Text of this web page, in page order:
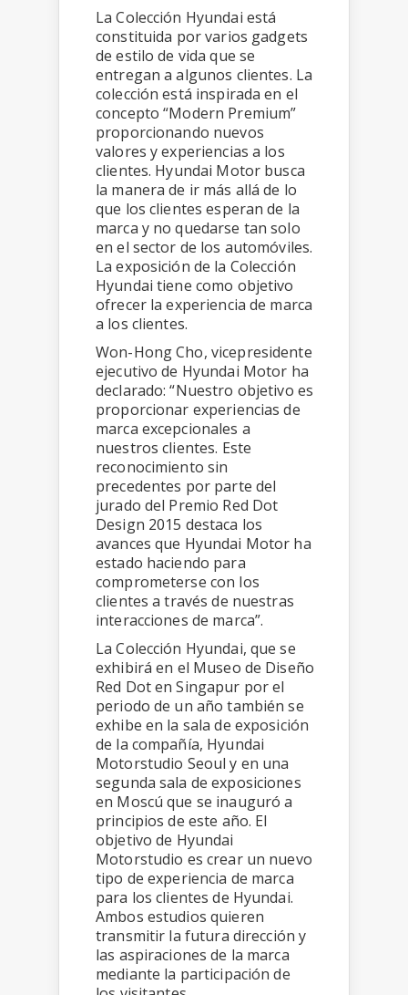
La Colección Hyundai está
constituida por varios gadgets
de estilo de vida que se
entregan a algunos clientes. La
colección está inspirada en el
concepto “Modern Premium”
proporcionando nuevos
valores y experiencias a los
clientes. Hyundai Motor busca
la manera de ir más allá de lo
que los clientes esperan de la
marca y no quedarse tan solo
en el sector de los automóviles.
La exposición de la Colección
Hyundai tiene como objetivo
ofrecer la experiencia de marca
a los clientes.
Won-Hong Cho, vicepresidente
ejecutivo de Hyundai Motor ha
declarado: “Nuestro objetivo es
proporcionar experiencias de
marca excepcionales a
nuestros clientes. Este
reconocimiento sin
precedentes por parte del
jurado del Premio Red Dot
Design 2015 destaca los
avances que Hyundai Motor ha
estado haciendo para
comprometerse con los
clientes a través de nuestras
interacciones de marca”.
La Colección Hyundai, que se
exhibirá en el Museo de Diseño
Red Dot en Singapur por el
periodo de un año también se
exhibe en la sala de exposición
de la compañía, Hyundai
Motorstudio Seoul y en una
segunda sala de exposiciones
en Moscú que se inauguró a
principios de este año. El
objetivo de Hyundai
Motorstudio es crear un nuevo
tipo de experiencia de marca
para los clientes de Hyundai.
Ambos estudios quieren
transmitir la futura dirección y
las aspiraciones de la marca
mediante la participación de